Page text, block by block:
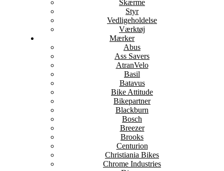
Skærme
Styr
Vedligeholdelse
Værktøj
Mærker
Abus
Ass Savers
AtranVelo
Basil
Batavus
Bike Attitude
Bikepartner
Blackburn
Bosch
Breezer
Brooks
Centurion
Christiania Bikes
Chrome Industries